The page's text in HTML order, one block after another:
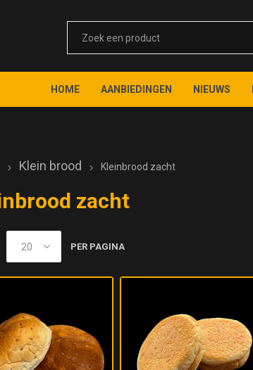
HOME AANBIEDINGEN NIEUWS
Klein brood Kleinbrood zacht
zacht
PER PAGINA